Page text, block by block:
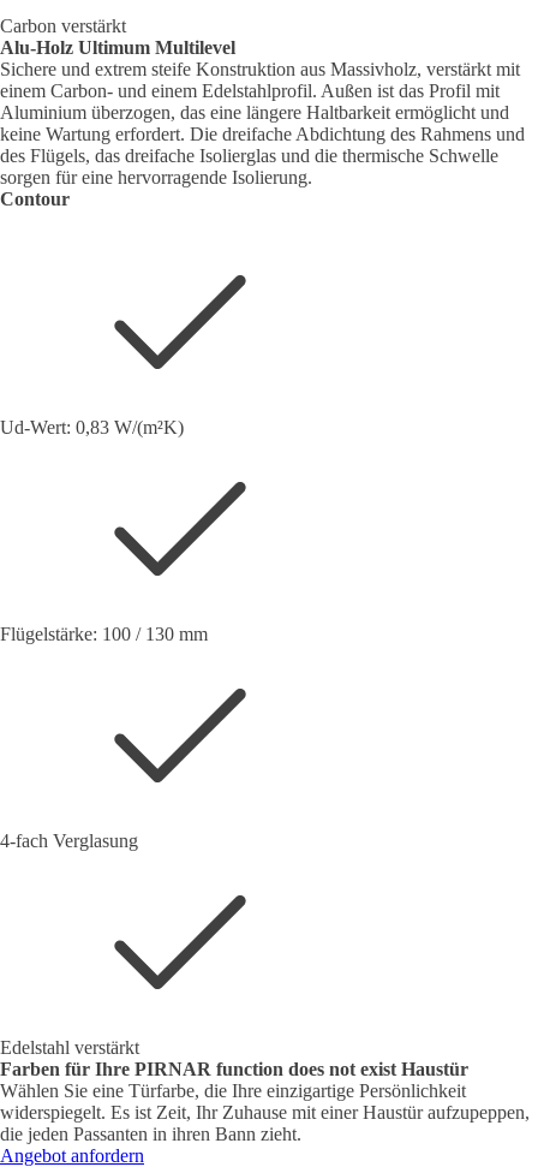
Carbon verstärkt
Alu-Holz Ultimum Multilevel
Sichere und extrem steife Konstruktion aus Massivholz, verstärkt mit
einem Carbon- und einem Edelstahlprofil. Außen ist das Profil mit
Aluminium überzogen, das eine längere Haltbarkeit ermöglicht und
keine Wartung erfordert. Die dreifache Abdichtung des Rahmens und
des Flügels, das dreifache Isolierglas und die thermische Schwelle
sorgen für eine hervorragende Isolierung.
Contour
Ud-Wert: 0,83 W/(m²K)
Flügelstärke: 100 / 130 mm
4-fach Verglasung
Edelstahl verstärkt
Farben für Ihre PIRNAR function does not exist Haustür
Wählen Sie eine Türfarbe, die Ihre einzigartige Persönlichkeit
widerspiegelt. Es ist Zeit, Ihr Zuhause mit einer Haustür aufzupeppen,
die jeden Passanten in ihren Bann zieht.
Angebot anfordern